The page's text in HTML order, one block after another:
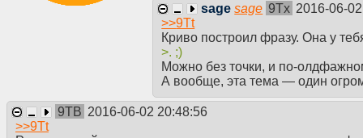
sage sage 9Tx 2016-06-
>>9Tt
Криво построил фразу. Она у
>. ;)
Можно без точки, и по-
А вообще, эта тема — один
9TB 2016-06-02 20:48:56
>>9Tt